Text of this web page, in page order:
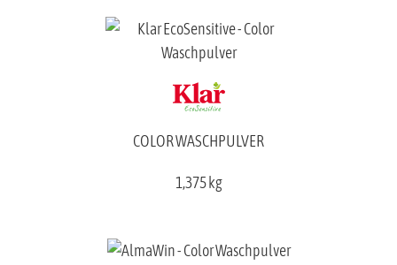
COLOR WASCHPULVER
1,375 kg